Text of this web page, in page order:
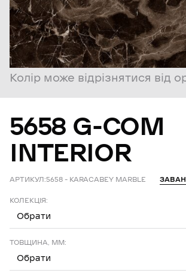
Колір може відрізнятися від
5658 G-COM
INTERIOR
АРТИКУЛ:5658 – KARACABEY MARBLE
КОЛЕКЦІЯ:
Обрати
ТОВЩИНА, ММ:
Обрати